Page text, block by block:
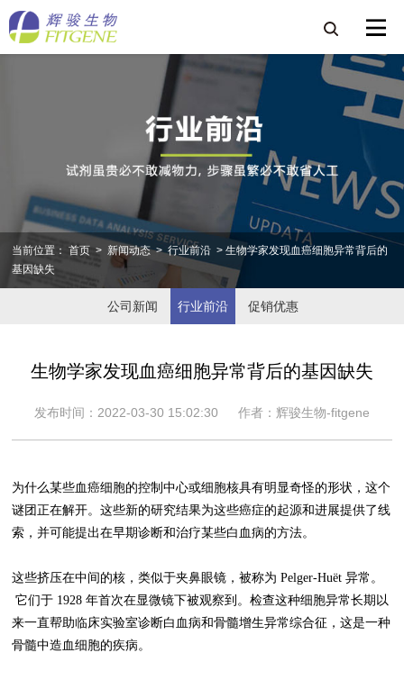
当前位置： 首页 > 新闻动态 > 行业前沿 > 生物学家发现血癌细胞异常背后的
基因缺失
公司新闻 行业前沿 促销优惠
生物学家发现血癌细胞异常背后的基因缺失
发布时间：2022-03-30 15:02:30 作者：辉骏生物-fitgene
为什么某些血癌细胞的控制中心或细胞核具有明显奇怪的形状，这个
谜团正在解开。这些新的研究结果为这些癌症的起源和进展提供了线
索，并可能提出在早期诊断和治疗某些白血病的方法。
这些挤压在中间的核，类似于夹鼻眼镜，被称为 Pelger-Huët 异常。
它们于 1928 年首次在显微镜下被观察到。检查这种细胞异常长期以
来一直帮助临床实验室诊断白血病和骨髓增生异常综合征，这是一种
骨髓中造血细胞的疾病。